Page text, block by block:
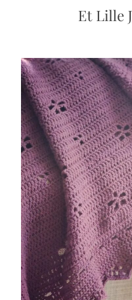
Et Lille